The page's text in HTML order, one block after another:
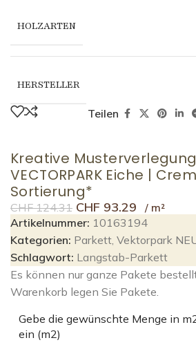
HOLZARTEN
HERSTELLER
Teilen
Kreative
VECTORPARK Eiche |
Sortierung*
CHF124.31 CHF 93.29
Artikelnummer: 10163194
Kategorien: Parkett, Vektorpark
Schlagwort: Langstab-Parkett
Es können nur ganze Pakete
Warenkorb legen Sie Pakete.
Gebe die gewünschte Menge in
ein (m2)